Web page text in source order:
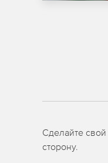
Сделайте
сторону.